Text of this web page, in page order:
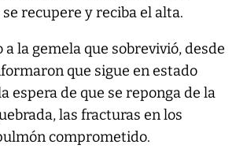
recupere y reciba el alta.
a la gemela que sobrevivió, desde
que sigue en estado
espera de que se reponga de la
las fracturas en los
comprometido.